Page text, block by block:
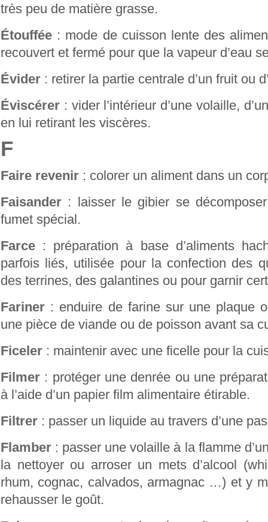
très peu de matière grasse.
Étouffée : mode de cuisson lente des
recouvert et fermé pour que la vapeur d’eau
Évider : retirer la partie centrale d’un fruit ou
Éviscérer : vider l’intérieur d’une volaille,
en lui retirant les viscères.
F
Faire revenir : colorer un aliment dans un
Faisander : laisser le gibier se
fumet spécial.
Farce : préparation à base d’aliments
parfois liés, utilisée pour la confection des
des terrines, des galantines ou pour garnir
Fariner : enduire de farine sur une plaque
une pièce de viande ou de poisson avant sa
Ficeler : maintenir avec une ficelle pour la
Filmer : protéger une denrée ou une
à l’aide d’un papier film alimentaire étirable.
Filtrer : passer un liquide au travers d’une
Flamber : passer une volaille à la flamme
la nettoyer ou arroser un mets d’alcool
rhum, cognac, calvados, armagnac …) et y
rehausser le goût.